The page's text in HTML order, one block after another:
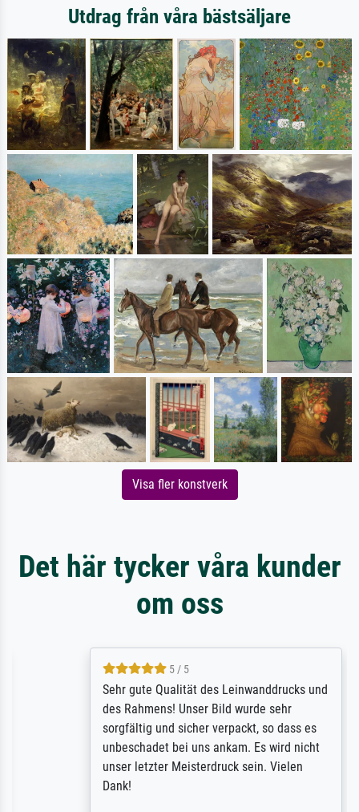
Utdrag från våra bästsäljare
Visa fler konstverk
Det här tycker våra kunder
om oss
5 / 5
Sehr gute Qualität des Leinwanddrucks und
des Rahmens! Unser Bild wurde sehr
sorgfältig und sicher verpackt, so dass es
unbeschadet bei uns ankam. Es wird nicht
unser letzter Meisterdruck sein. Vielen